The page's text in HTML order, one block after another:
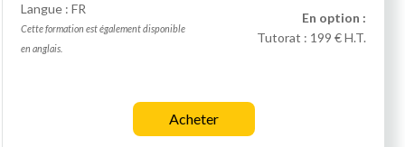
Langue : FR
Cette formation est également disponible
en anglais.
En option :
Tutorat : 199 € H.T.
Acheter